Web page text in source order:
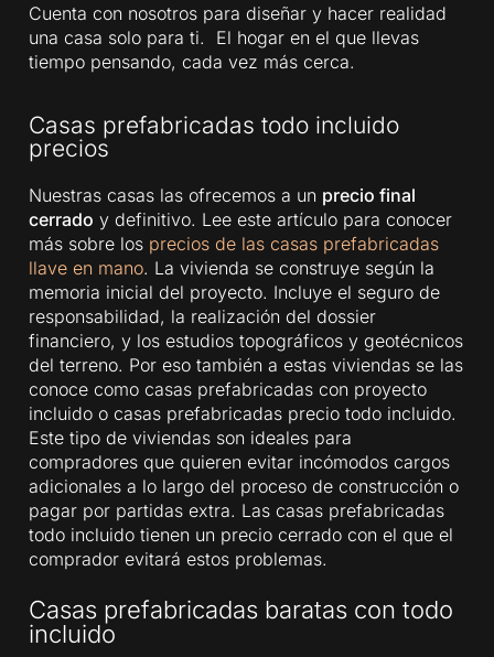
Cuenta con nosotros para diseñar y hacer realidad
una casa solo para ti. El hogar en el que llevas
tiempo pensando, cada vez más cerca.
Casas prefabricadas todo incluido
precios
Nuestras casas las ofrecemos a un precio final
cerrado y definitivo. Lee este artículo para conocer
más sobre los precios de las casas prefabricadas
llave en mano. La vivienda se construye según la
memoria inicial del proyecto. Incluye el seguro de
responsabilidad, la realización del dossier
financiero, y los estudios topográficos y geotécnicos
del terreno. Por eso también a estas viviendas se las
conoce como casas prefabricadas con proyecto
incluido o casas prefabricadas precio todo incluido.
Este tipo de viviendas son ideales para
compradores que quieren evitar incómodos cargos
adicionales a lo largo del proceso de construcción o
pagar por partidas extra. Las casas prefabricadas
todo incluido tienen un precio cerrado con el que el
comprador evitará estos problemas.
Casas prefabricadas baratas con todo
incluido